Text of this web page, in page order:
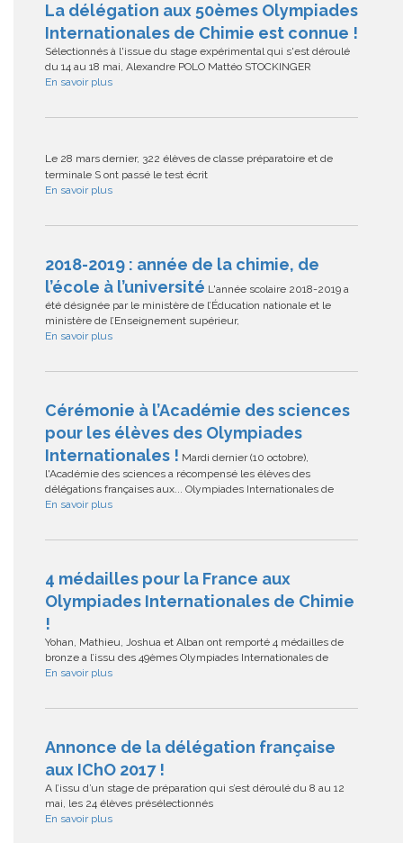
La délégation aux 50èmes Olympiades
Internationales de Chimie est connue !
Sélectionnés à l'issue du stage expérimental qui s'est déroulé
du 14 au 18 mai, Alexandre POLO Mattéo STOCKINGER
En savoir plus
Le 28 mars dernier, 322 élèves de classe préparatoire et de
terminale S ont passé le test écrit
En savoir plus
2018-2019 : année de la chimie, de
l’école à l’université L'année scolaire 2018-2019 a
été désignée par le ministère de l’Éducation nationale et le
ministère de l’Enseignement supérieur,
En savoir plus
Cérémonie à l’Académie des sciences
pour les élèves des Olympiades
Internationales ! Mardi dernier (10 octobre),
l'Académie des sciences a récompensé les élèves des
délégations françaises aux... Olympiades Internationales de
En savoir plus
4 médailles pour la France aux
Olympiades Internationales de Chimie
!
Yohan, Mathieu, Joshua et Alban ont remporté 4 médailles de
bronze a l’issu des 49èmes Olympiades Internationales de
En savoir plus
Annonce de la délégation française
aux IChO 2017 !
A l’issu d’un stage de préparation qui s’est déroulé du 8 au 12
mai, les 24 élèves présélectionnés
En savoir plus